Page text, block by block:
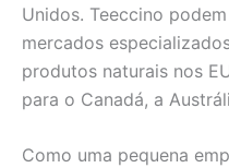
Unidos. Teeccino
mercados
produtos naturais nos
para o Canadá, a
Como uma pequena